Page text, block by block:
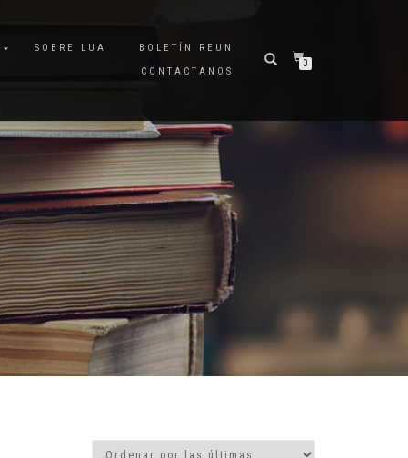
SOBRE LUA
BOLETÍN REUN
CONTACTANOS
0